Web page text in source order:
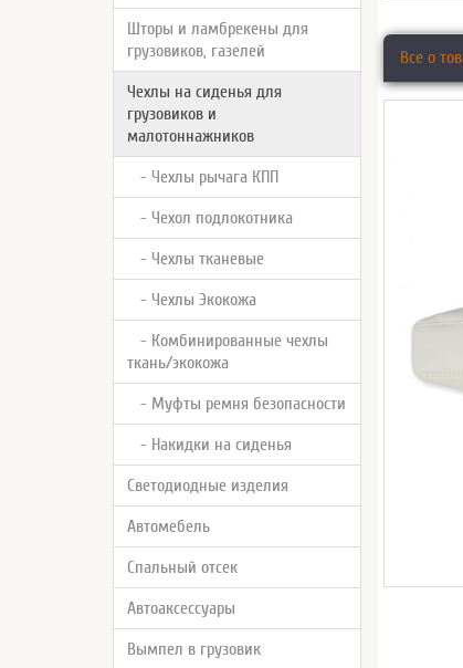
Шторы и ламбрекены для
грузовиков, газелей
Чехлы на сиденья для
грузовиков и
малотоннажников
- Чехлы рычага КПП
- Чехол подлокотника
- Чехлы тканевые
- Чехлы Экокожа
- Комбинированные чехлы
ткань/экокожа
- Муфты ремня безопасности
- Накидки на сиденья
Светодиодные изделия
Автомебель
Спальный отсек
Автоаксессуары
Вымпел в грузовик
Все о